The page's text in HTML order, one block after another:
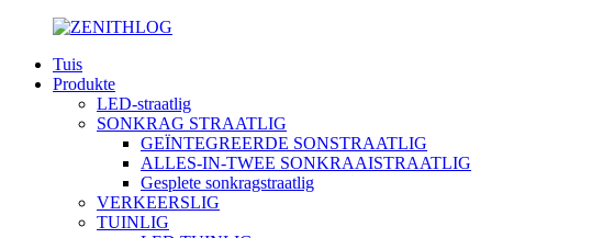
Tuis
Produkte
LED-straatlig
SONKRAG STRAATLIG
GEÏNTEGREERDE SONSTRAATLIG
ALLES-IN-TWEE SONKRAAISTRAATLIG
Gesplete sonkragstraatlig
VERKEERSLIG
TUINLIG